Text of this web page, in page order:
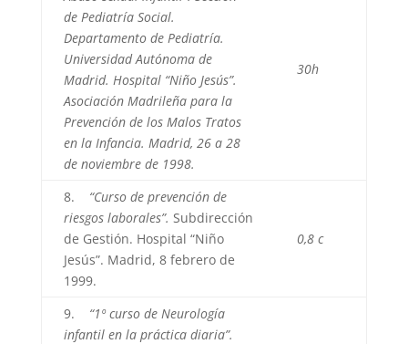
de Pediatría Social.
Departamento de Pediatría.
Universidad Autónoma de
Madrid. Hospital “Niño Jesús”.
Asociación Madrileña para la
Prevención de los Malos Tratos
en la Infancia. Madrid, 26 a 28
de noviembre de 1998.
30h
8. “Curso de prevención de
riesgos laborales”. Subdirección
de Gestión. Hospital “Niño
Jesús”. Madrid, 8 febrero de
1999.
0,8 c
9. “1º curso de Neurología
infantil en la práctica diaria”.